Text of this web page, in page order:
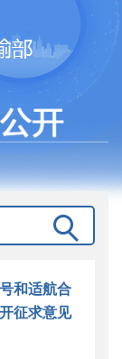
和适航合
征求意见